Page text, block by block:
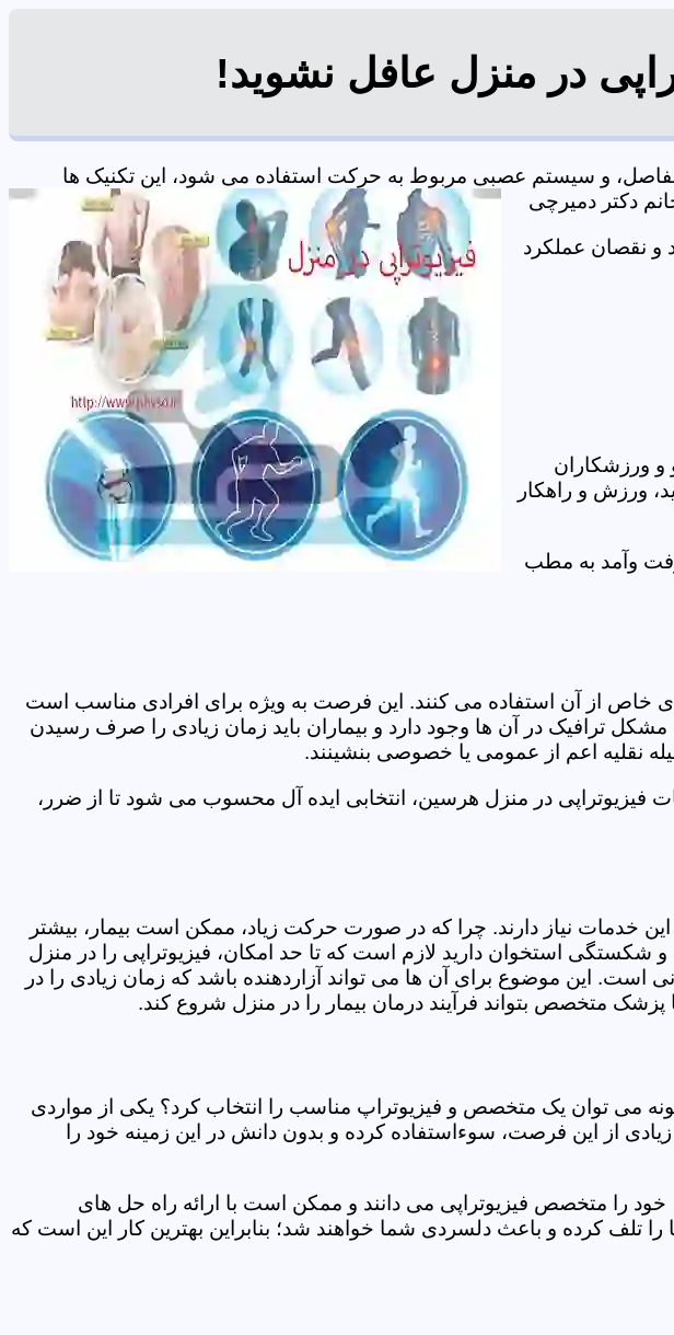
در منزل عافل نشوید!
و سیستم عصبی مربوط به حرکت استفاده می شود، این تکنیک ها
و نقصان عملکرد
و ورزشکاران
ورزش و راهکار
رفت وآمد به مطب
های خاص از آن استفاده می کنند. این فرصت به ویژه برای افرادی مناسب است
ترافیک در آن ها وجود دارد و بیماران باید زمان زیادی را صرف رسیدن
نقلیه اعم از عمومی یا خصوصی بنشینند.
در منزل هرسین، انتخابی ایده آل محسوب می شود تا از ضرر،
خدمات نیاز دارند. چرا که در صورت حرکت زیاد، ممکن است بیمار، بیشتر
استخوان دارید لازم است که تا حد امکان، فیزیوتراپی را در منزل
است. این موضوع برای آن ها می تواند آزاردهنده باشد که زمان زیادی را در
پزشک متخصص بتواند فرآیند درمان بیمار را در منزل شروع کند.
می توان یک متخصص و فیزیوتراپ مناسب را انتخاب کرد؟ یکی از مواردی
از این فرصت، سوءاستفاده کرده و بدون دانش در این زمینه خود را
خود را متخصص فیزیوتراپی می دانند و ممکن است با ارائه راه حل های
تلف کرده و باعث دلسردی شما خواهند شد؛ بنابراین بهترین کار این است که